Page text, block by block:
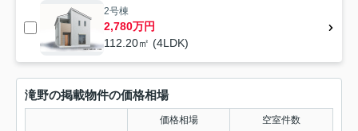
2号棟
2,780万円
112.20㎡ (4LDK)
滝野の掲載物件の価格相場
価格相場 空室件数